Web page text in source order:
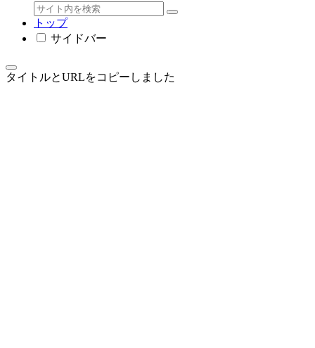
トップ
サイドバー
タイトルとURLをコピーしました